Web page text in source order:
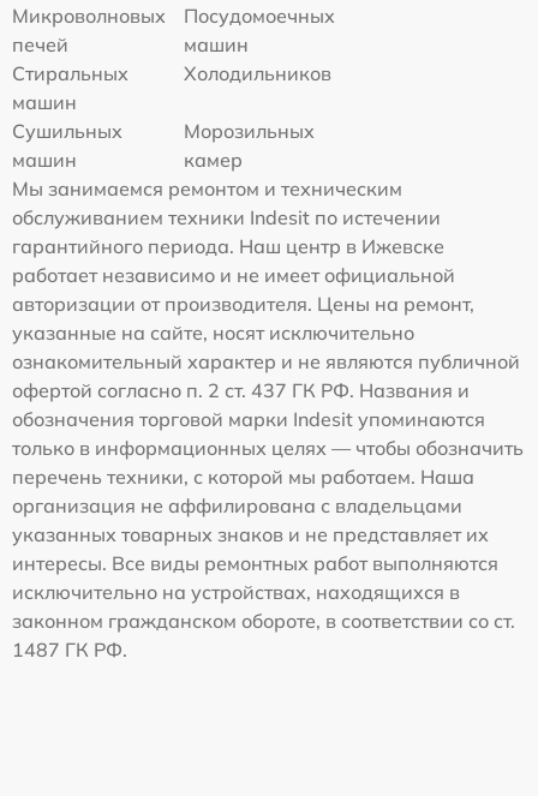
Микроволновых
печей
Посудомоечных
машин
Стиральных
машин
Холодильников
Сушильных
машин
Морозильных
камер
Мы занимаемся ремонтом и техническим
обслуживанием техники Indesit по истечении
гарантийного периода. Наш центр в Ижевске
работает независимо и не имеет официальной
авторизации от производителя. Цены на ремонт,
указанные на сайте, носят исключительно
ознакомительный характер и не являются публичной
офертой согласно п. 2 ст. 437 ГК РФ. Названия и
обозначения торговой марки Indesit упоминаются
только в информационных целях — чтобы обозначить
перечень техники, с которой мы работаем. Наша
организация не аффилирована с владельцами
указанных товарных знаков и не представляет их
интересы. Все виды ремонтных работ выполняются
исключительно на устройствах, находящихся в
законном гражданском обороте, в соответствии со ст.
1487 ГК РФ.